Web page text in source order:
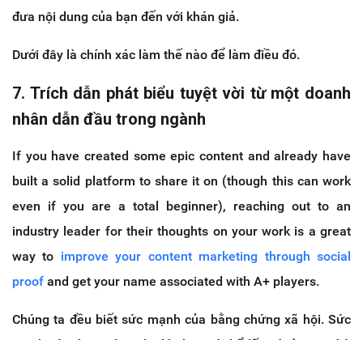
đưa nội dung của bạn đến với khán giả.
Dưới đây là chính xác làm thế nào để làm điều đó.
7. Trích dẫn phát biểu tuyệt vời từ một doanh
nhân dẫn đầu trong ngành
If you have created some epic content and already have
built a solid platform to share it on (though this can work
even if you are a total beginner), reaching out to an
industry leader for their thoughts on your work is a great
way to improve your content marketing through social
proof and get your name associated with A+ players.
Chúng ta đều biết sức mạnh của bằng chứng xã hội. Sức